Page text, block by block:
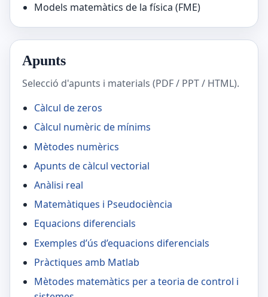
Models matemàtics de la física (FME)
Apunts
Selecció d'apunts i materials (PDF / PPT / HTML).
Càlcul de zeros
Càlcul numèric de mínims
Mètodes numèrics
Apunts de càlcul vectorial
Anàlisi real
Matemàtiques i Pseudociència
Equacions diferencials
Exemples d’ús d’equacions diferencials
Pràctiques amb Matlab
Mètodes matemàtics per a teoria de control i